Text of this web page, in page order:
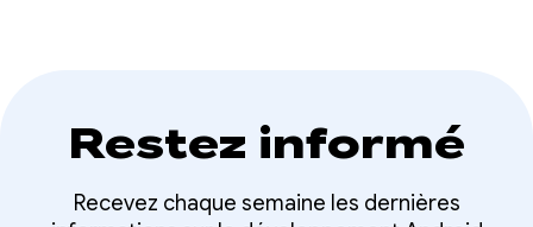
Restez informé
Recevez chaque semaine les dernières